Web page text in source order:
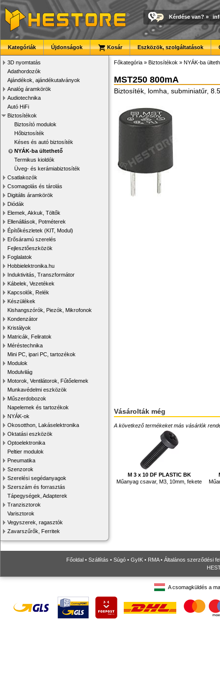
Kérdése van? »
Kategóriák Újdonságok Kosár Eszközök, szolgáltatások
3D nyomtatás
Adathordozók
Ajándékok, ajándékutalványok
Analóg áramkörök
Audiotechnika
Autó HiFi
Biztosítékok
Biztosító modulok
Hőbiztosíték
Késes és autó biztosíték
NYÁK-ba ültethető
Termikus kioldók
Üveg- és kerámiabiztosíték
Csatlakozók
Csomagolás és tárolás
Digitális áramkörök
Diódák
Elemek, Akkuk, Töltők
Ellenállások, Potméterek
Építőkészletek (KIT, Modul)
Erősáramú szerelés
Fejlesztőeszközök
Foglalatok
Hobbielektronika.hu
Induktivitás, Transzformátor
Kábelek, Vezetékek
Kapcsolók, Relék
Készülékek
Kishangszórók, Piezók, Mikrofonok
Kondenzátor
Kristályok
Matricák, Feliratok
Méréstechnika
Mini PC, ipari PC, tartozékok
Modulok
Modulvilág
Motorok, Ventilátorok, Fűtőelemek
Munkavédelmi eszközök
Műszerdobozok
Napelemek és tartozékok
NYÁK-ok
Okosotthon, Lakáselektronika
Oktatási eszközök
Optoelektronika
Peltier modulok
Pneumatika
Szenzorok
Szerelési segédanyagok
Szerszám és forrasztás
Tápegységek, Adapterek
Tranzisztorok
Varisztorok
Vegyszerek, ragasztók
Zavarszűrők, Ferritek
Főkategória » Biztosítékok » NYÁK-ba
MST250 800mA
Biztosíték, lomha, subminiatűr,
Vásárolták még
A következő termékeket más vásárlók
M 3 x 10 DF PLASTIC BK
Műanyag csavar, M3, 10mm, fekete
Főoldal • Szállítás • Súgó • GyIK • RMA• Általános szerződési
A csomagküldés a